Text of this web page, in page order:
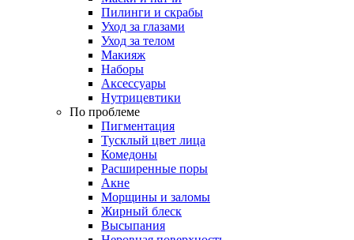
Пилинги и скрабы
Уход за глазами
Уход за телом
Макияж
Наборы
Аксессуары
Нутрицевтики
По проблеме
Пигментация
Тусклый цвет лица
Комедоны
Расширенные поры
Акне
Морщины и заломы
Жирный блеск
Высыпания